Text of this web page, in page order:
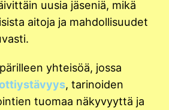
uusia jäseniä, mikä
aitoja ja mahdollisuudet
yhteisöä, jossa
, tarinoiden
tuomaa näkyvyyttä ja